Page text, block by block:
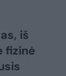
iš
fizinė